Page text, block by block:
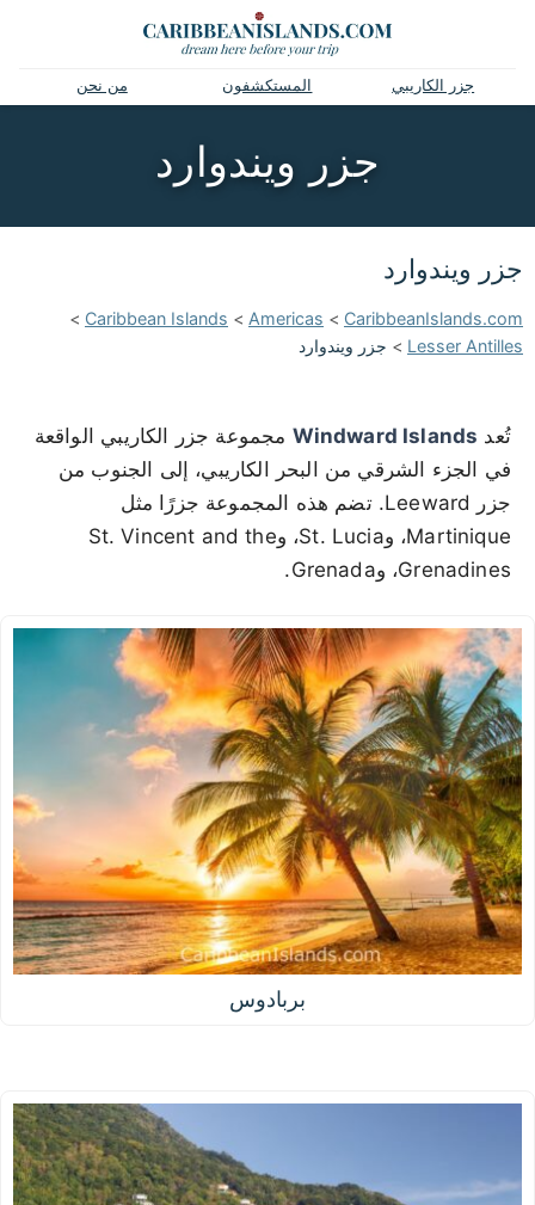
جزر الكاريبي المستكشفون من نحن
جزر ويندوارد
جزر ويندوارد
CaribbeanIslands.com
>
Americas
>
Caribbean Islands
>
Lesser Antilles
> جزر ويندوارد
تُعد Windward Islands مجموعة جزر الكاريبي الواقعة
في الجزء الشرقي من البحر الكاريبي، إلى الجنوب من
جزر Leeward. تضم هذه المجموعة جزرًا مثل
Martinique، وSt. Lucia، وSt. Vincent and the
Grenadines، وGrenada.
بربادوس